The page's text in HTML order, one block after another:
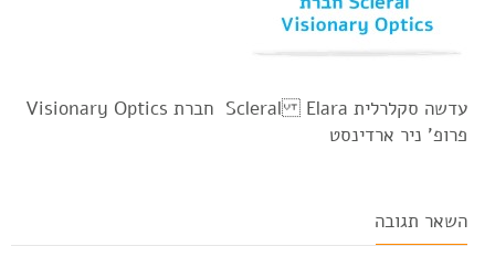
עדשה סקלרלית Elara Scleral חברת Visionary Optics
פרופ' ניר ארדינסט
השאר תגובה